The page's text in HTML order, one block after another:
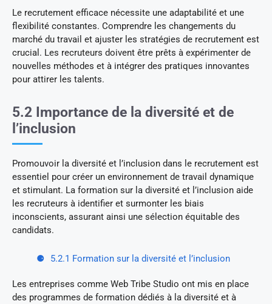
Le recrutement efficace nécessite une adaptabilité et une
flexibilité constantes. Comprendre les changements du
marché du travail et ajuster les stratégies de recrutement est
crucial. Les recruteurs doivent être prêts à expérimenter de
nouvelles méthodes et à intégrer des pratiques innovantes
pour attirer les talents.
5.2 Importance de la diversité et de
l’inclusion
Promouvoir la diversité et l’inclusion dans le recrutement est
essentiel pour créer un environnement de travail dynamique
et stimulant. La formation sur la diversité et l’inclusion aide
les recruteurs à identifier et surmonter les biais
inconscients, assurant ainsi une sélection équitable des
candidats.
5.2.1 Formation sur la diversité et l’inclusion
Les entreprises comme Web Tribe Studio ont mis en place
des programmes de formation dédiés à la diversité et à